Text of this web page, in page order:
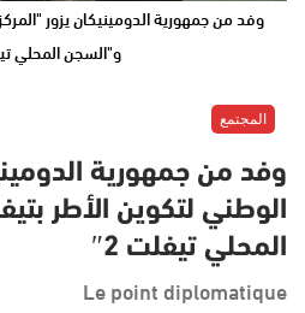
وفد من جمهورية الدومينيكان يزور
و"السجن المحلي
المجتمع
وفد من جمهورية
الوطني لتكوين الأطر
المحلي تيفلت 2″
Le point diplomatique